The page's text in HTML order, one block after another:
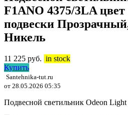
F1ANO 4375/3LA
подвески
Никель
11 225 руб. in stock
Купить
Santehnika-tut.ru
от 28.05.2026 05:35
Подвесной светильник Odeon